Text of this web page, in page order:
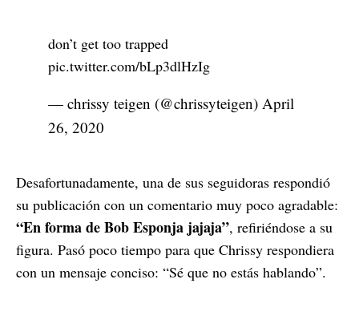
don’t get too trapped
pic.twitter.com/bLp3dlHzIg
— chrissy teigen (@chrissyteigen) April
26, 2020
Desafortunadamente, una de sus seguidoras respondió
su publicación con un comentario muy poco agradable:
“En forma de Bob Esponja jajaja”, refiriéndose a su
figura. Pasó poco tiempo para que Chrissy respondiera
con un mensaje conciso: “Sé que no estás hablando”.